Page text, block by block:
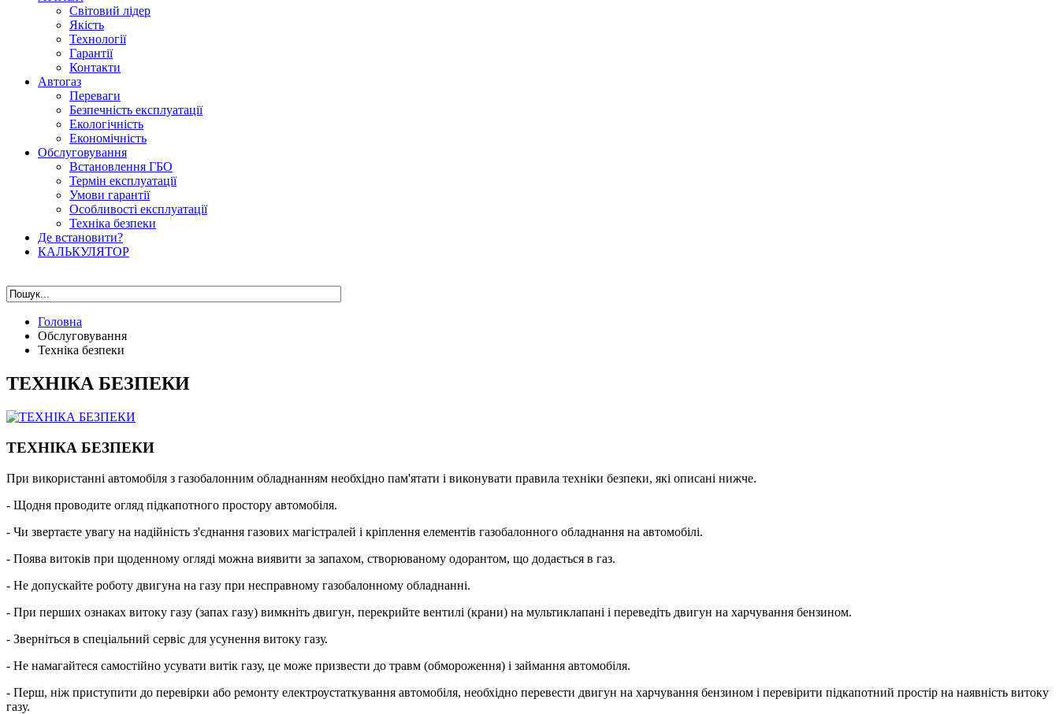
Світовий лідер
Якість
Технології
Гарантії
Контакти
Автогаз
Переваги
Безпечність експлуатації
Екологічність
Економічність
Обслуговування
Встановлення ГБО
Термін експлуатації
Умови гарантії
Особливості експлуатації
Техніка безпеки
Де встановити?
КАЛЬКУЛЯТОР
Головна
Обслуговування
Техніка безпеки
ТЕХНІКА БЕЗПЕКИ
ТЕХНІКА БЕЗПЕКИ
При використанні автомобіля з газобалонним обладнанням необхідно пам'ятати і виконувати правила техніки безпеки, які описані нижче.
- Щодня проводите огляд підкапотного простору автомобіля.
- Чи звертаєте увагу на надійність з'єднання газових магістралей і кріплення елементів газобалонного обладнання на автомобілі.
- Поява витоків при щоденному огляді можна виявити за запахом, створюваному одорантом, що додається в газ.
- Не допускайте роботу двигуна на газу при несправному газобалонному обладнанні.
- При перших ознаках витоку газу (запах газу) вимкніть двигун, перекрийте вентилі (крани) на мультиклапані і переведіть двигун на харчування бензином.
- Зверніться в спеціальний сервіс для усунення витоку газу.
- Не намагайтеся самостійно усувати витік газу, це може призвести до травм (обмороження) і займання автомобіля.
- Перш, ніж приступити до перевірки або ремонту електроустаткування автомобіля, необхідно перевести двигун на харчування бензином і перевірити підкапотний простір на наявність витоку
газу.